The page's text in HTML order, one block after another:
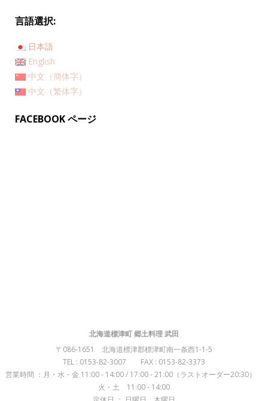
言語選択:
日本語
English
中文（簡体字）
中文（繁体字）
FACEBOOK ページ
北海道標津町 郷土料理 武田
〒086-1651 北海道標津郡標津町南一条西1-1-5
TEL : 0153-82-3007 FAX : 0153-82-3373
営業時間 ：月・水・金 11:00 - 14:00 / 17:00 - 21:00（ラストオーダー20:30）
火・土 11:00 - 14:00